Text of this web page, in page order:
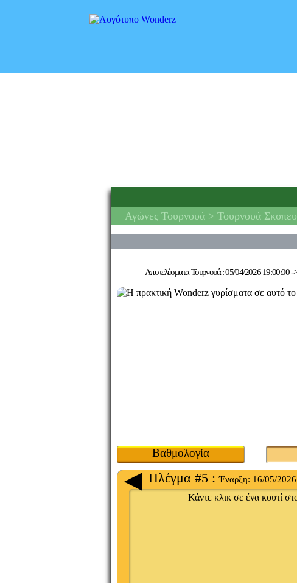
Αγώνες Τουρνουά > Τουρνουά
Αποτελέσματα Τουρνουά :05/04/2026 19:00:00-
Βαθμολογία
Πλέγμα #5 :Έναρξη: 16/05/
Κάντε κλικ σε ένα κουτί